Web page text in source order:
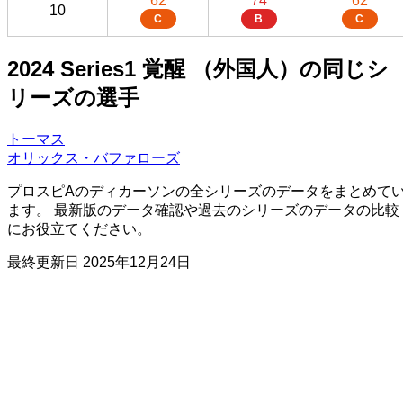
10
C B C
2024 Series1 覚醒 （外国人）の同じシ
リーズの選手
トーマス
オリックス・バファローズ
プロスピAのディカーソンの全シリーズのデータをまとめて
ます。 最新版のデータ確認や過去のシリーズのデータの比較
にお役立てください。
最終更新日 2025年12月24日